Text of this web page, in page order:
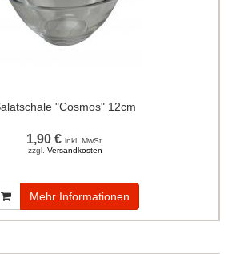
"Cosmos" 12cm
1,90 € inkl. MwSt.
zzgl. Versandkosten
Mehr Informationen